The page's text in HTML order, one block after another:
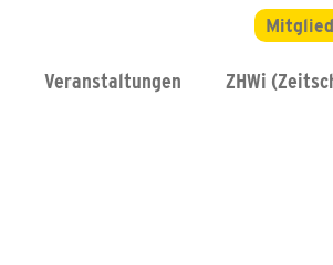
Veranstaltungen ZHWi